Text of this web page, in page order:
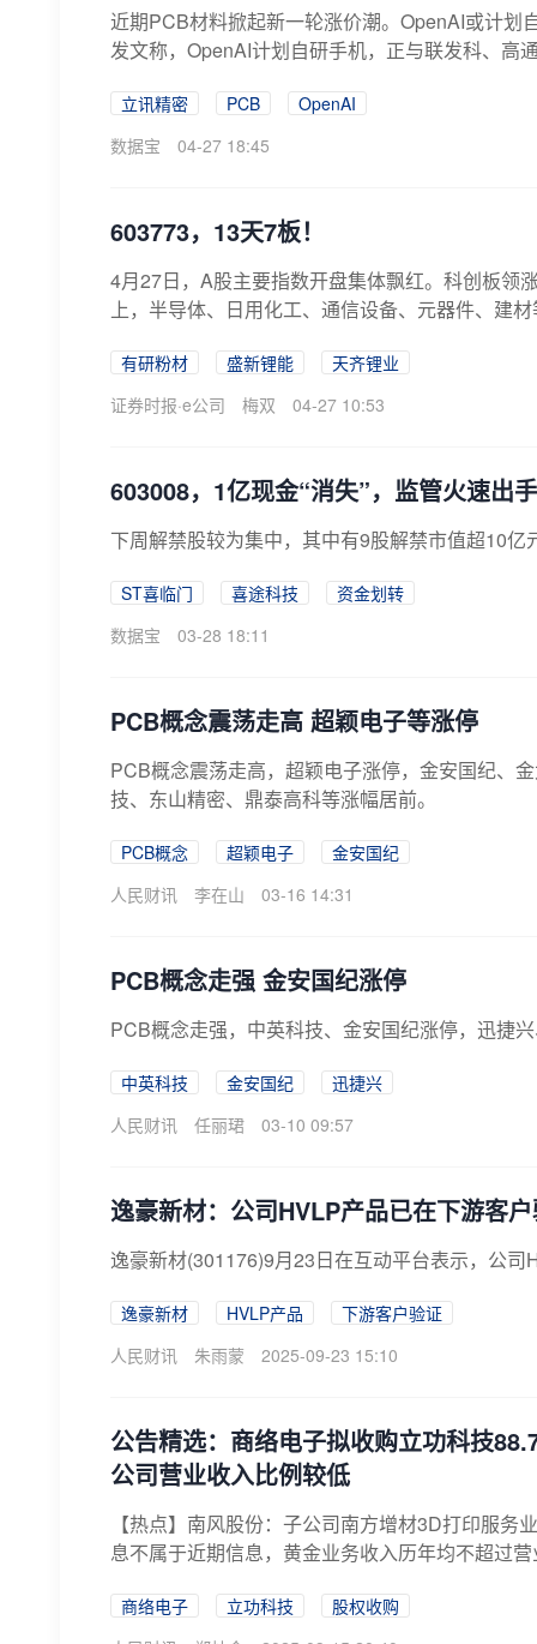
近期PCB材料掀起新一轮涨价潮。OpenAI或计划
发文称，OpenAI计划自研手机，正与联发科、高
立讯精密 PCB
OpenAI
数据宝
04-27 18:45
603773，13天7板！
4月27日，A股主要指数开盘集体飘红。科创板领
上，半导体、日用化工、通信设备、元器件、建
有研粉材 盛新锂能
天齐锂业
证券时报·e公司
梅双 04-27 10:53
603008，1亿现金“消失”，监管火速出
下周解禁股较为集中，其中有9股解禁市值超10
ST喜临门 喜途科技
资金划转
数据宝
03-28 18:11
​PCB概念震荡走高 超颖电子等涨停
PCB概念震荡走高，超颖电子涨停，金安国纪、
技、东山精密、鼎泰高科等涨幅居前。
PCB概念 超颖电子
金安国纪
人民财讯
李在山 03-16 14:31
PCB概念走强 金安国纪涨停
PCB概念走强，中英科技、金安国纪涨停，迅捷
中英科技 金安国纪
迅捷兴
人民财讯
任丽珺 03-10 09:57
逸豪新材：公司HVLP产品已在下游客
逸豪新材(301176)9月23日在互动平台表示，公
逸豪新材 HVLP产品
下游客户验证
人民财讯
朱雨蒙 2025-09-23 15:10
公告精选：商络电子拟收购立功科技
公司营业收入比例较低
【热点】南风股份：子公司南方增材3D打印服
息不属于近期信息，黄金业务收入历年均不超过
商络电子 立功科技
股权收购